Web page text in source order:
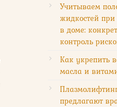
Учитываем
жидкостей
в доме:
контроль
Как укрепить
масла и
предлагают